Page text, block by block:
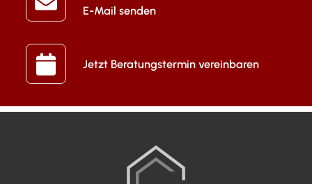
E-Mail senden
Jetzt Beratungstermin vereinbaren